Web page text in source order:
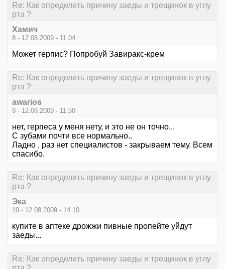
Re: Как определить причину заеды и трещинок в углу
рта ?
Хамич
8 - 12.08.2009 - 11:04
Может герпис? Попробуй Завиракс-крем
Re: Как определить причину заеды и трещинок в углу
рта ?
awarios
9 - 12.08.2009 - 11:50
нет, герпеса у меня нету, и это не он точно...
С зубами почти все нормально..
Ладно , раз нет специалистов - закрываем тему. Всем
спасибо.
Re: Как определить причину заеды и трещинок в углу
рта ?
Эка
10 - 12.08.2009 - 14:10
купите в аптеке дрожжи пивные пропейте уйдут
заеды...
Re: Как определить причину заеды и трещинок в углу